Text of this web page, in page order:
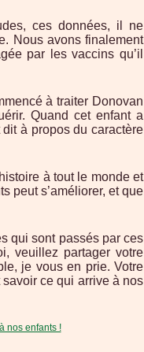
ces données, il ne
Nous avons finalement
par les vaccins qu’il
à traiter Donovan
Quand cet enfant a
dit à propos du caractère
à tout le monde et
peut s’améliorer, et que
qui sont passés par ces
veuillez partager votre
je vous en prie. Votre
ce qui arrive à nos